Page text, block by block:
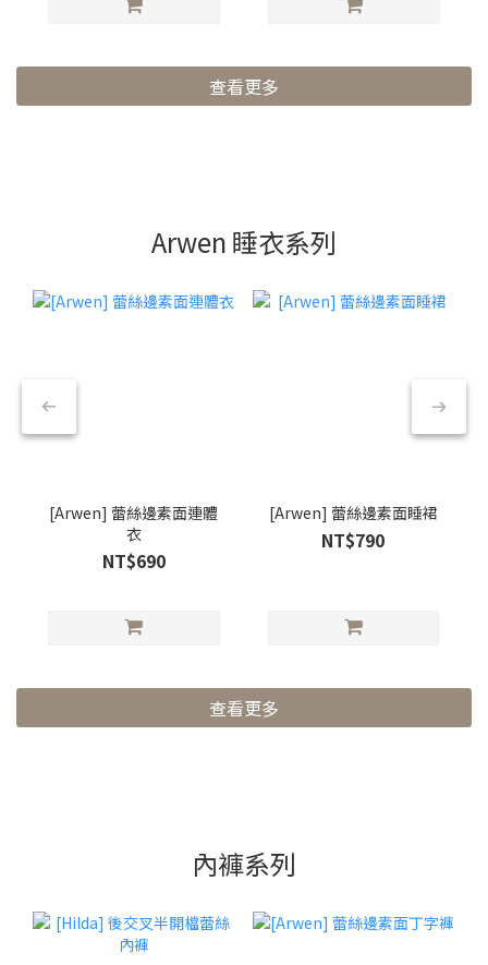
查看更多
Arwen 睡衣系列
[Arwen] 蕾絲邊素面連體
衣
NT$690
[Arwen] 蕾絲邊素面睡裙
NT$790
查看更多
內褲系列